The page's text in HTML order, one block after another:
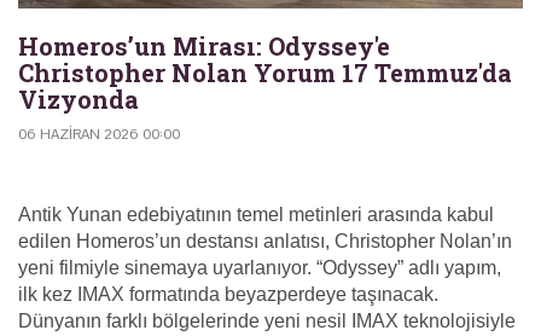
Homeros’un Mirası: Odyssey'e
Christopher Nolan Yorum 17 Temmuz'da
Vizyonda
06 HAZIRAN 2026 00:00
Antik Yunan edebiyatının temel metinleri arasında kabul
edilen Homeros’un destansı anlatısı, Christopher Nolan’ın
yeni filmiyle sinemaya uyarlanıyor. “Odyssey” adlı yapım,
ilk kez IMAX formatında beyazperdeye taşınacak.
Dünyanın farklı bölgelerinde yeni nesil IMAX teknolojisiyle